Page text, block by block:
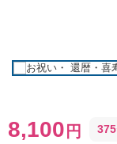
8,100 円 375